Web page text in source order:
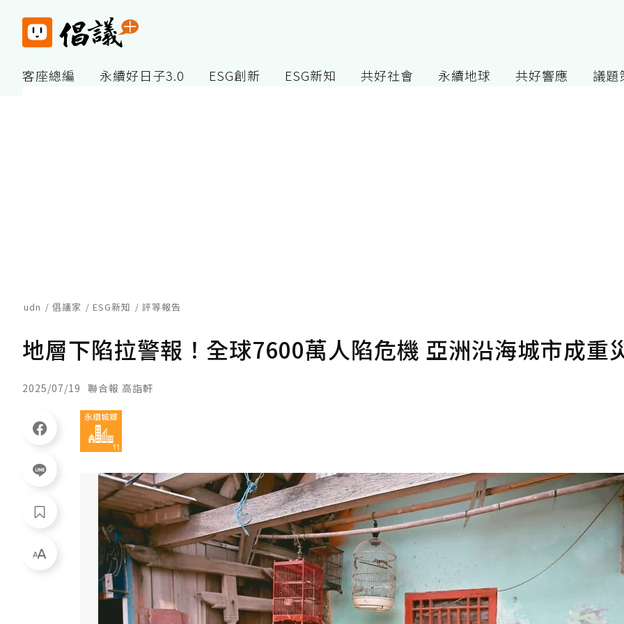
客座總編 永續好日子3.0 ESG創新 ESG新知 共好社會 永續地球 共好響應 議題
udn 倡議家 ESG新知 評等報告
地層下陷拉警報！全球7600萬人陷危機 亞洲沿海城市成重
2025/07/19 聯合報 高詣軒